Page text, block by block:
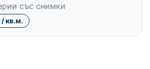
със снимки
кв.м.